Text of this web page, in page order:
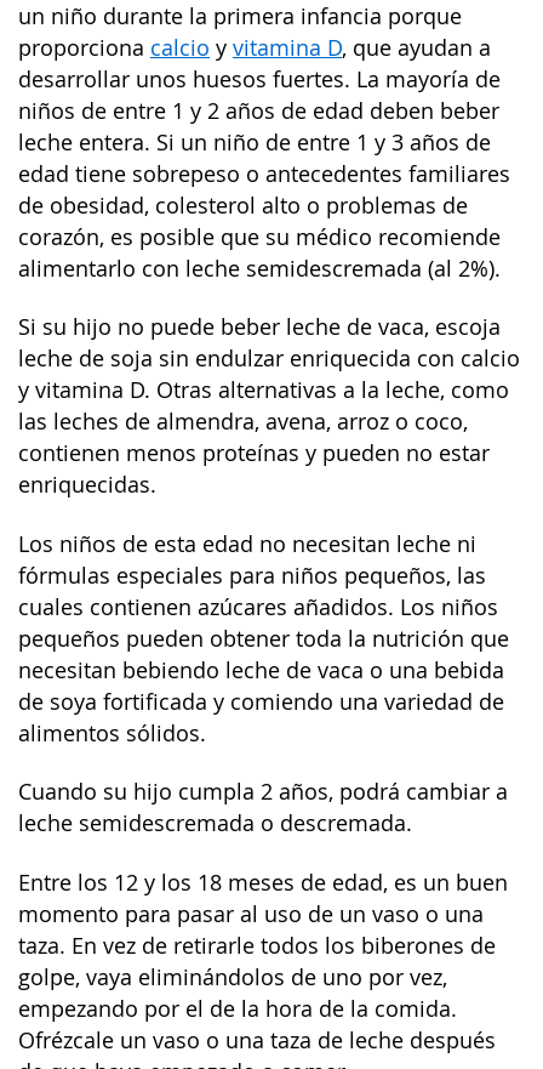
un niño durante la primera infancia porque
proporciona calcio y vitamina D, que ayudan a
desarrollar unos huesos fuertes. La mayoría de
niños de entre 1 y 2 años de edad deben beber
leche entera. Si un niño de entre 1 y 3 años de
edad tiene sobrepeso o antecedentes familiares
de obesidad, colesterol alto o problemas de
corazón, es posible que su médico recomiende
alimentarlo con leche semidescremada (al 2%).
Si su hijo no puede beber leche de vaca, escoja
leche de soja sin endulzar enriquecida con calcio
y vitamina D. Otras alternativas a la leche, como
las leches de almendra, avena, arroz o coco,
contienen menos proteínas y pueden no estar
enriquecidas.
Los niños de esta edad no necesitan leche ni
fórmulas especiales para niños pequeños, las
cuales contienen azúcares añadidos. Los niños
pequeños pueden obtener toda la nutrición que
necesitan bebiendo leche de vaca o una bebida
de soya fortificada y comiendo una variedad de
alimentos sólidos.
Cuando su hijo cumpla 2 años, podrá cambiar a
leche semidescremada o descremada.
Entre los 12 y los 18 meses de edad, es un buen
momento para pasar al uso de un vaso o una
taza. En vez de retirarle todos los biberones de
golpe, vaya eliminándolos de uno por vez,
empezando por el de la hora de la comida.
Ofrézcale un vaso o una taza de leche después